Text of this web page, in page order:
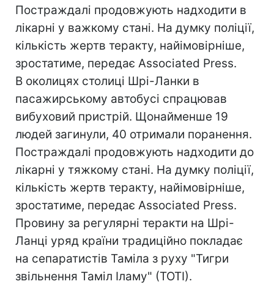
Постраждалі продовжують надходити в
лікарні у важкому стані. На думку поліції,
кількість жертв теракту, найімовірніше,
зростатиме, передає Associated Press.
В околицях столиці Шрі-Ланки в
пасажирському автобусі спрацював
вибуховий пристрій. Щонайменше 19
людей загинули, 40 отримали поранення.
Постраждалі продовжують надходити до
лікарні у тяжкому стані. На думку поліції,
кількість жертв теракту, найімовірніше,
зростатиме, передає Associated Press.
Провину за регулярні теракти на Шрі-
Ланці уряд країни традиційно покладає
на сепаратистів Таміла з руху "Тигри
звільнення Таміл Іламу" (ТОТІ).